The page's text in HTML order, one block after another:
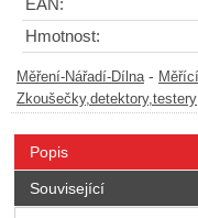
EAN:
Hmotnost:
Měření-Nářadí-Dílna -
Zkoušečky,detektory,testery
Popis
Související